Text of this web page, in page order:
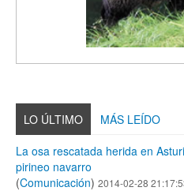
LO ÚLTIMO
MÁS LEÍDO
La osa rescatada herida en
pirineo navarro
(Comunicación) 2014-02-28